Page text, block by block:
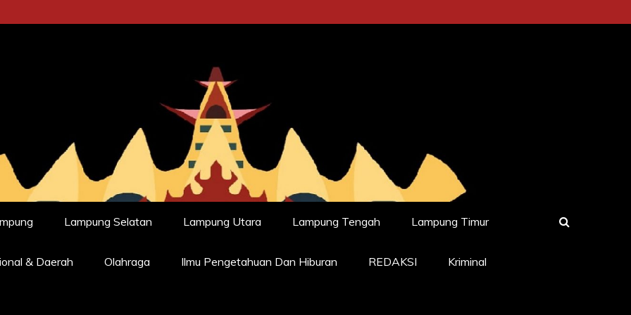
Lampung Selatan Lampung Utara Lampung Tengah Lampung Timur
& Daerah Olahraga Ilmu Pengetahuan Dan Hiburan REDAKSI Kriminal